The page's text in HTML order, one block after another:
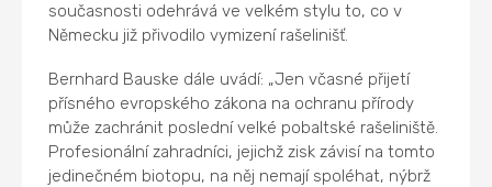
současnosti odehrává ve velkém stylu to, co v
Německu již přivodilo vymizení rašelinišť.
Bernhard Bauske dále uvádí: „Jen včasné přijetí
přísného evropského zákona na ochranu přírody
může zachránit poslední velké pobaltské rašeliniště.
Profesionální zahradníci, jejichž zisk závisí na tomto
jedinečném biotopu, na něj nemají spoléhat, nýbrž